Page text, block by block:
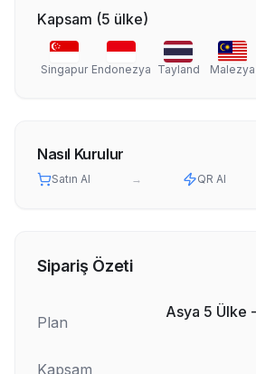
Kapsam (5 ülke)
Singapur Endonezya Tayland Malezya
Nasıl Kurulur
Satın Al → QR Al
Sipariş Özeti
Plan
Asya 5 Ülke
Kapsam